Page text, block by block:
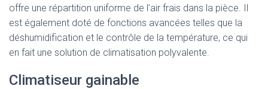
offre une répartition uniforme de l’air frais dans la pièce. Il
est également doté de fonctions avancées telles que la
déshumidification et le contrôle de la température, ce qui
en fait une solution de climatisation polyvalente.
Climatiseur gainable